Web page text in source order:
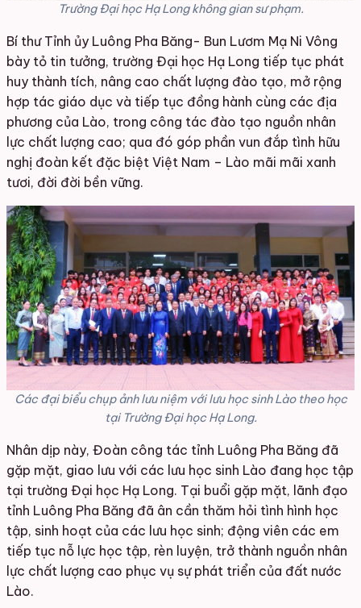
Trường Đại học Hạ Long không gian sư phạm.
Bí thư Tỉnh ủy Luông Pha Băng- Bun Lươm Mạ Ni Vông
bày tỏ tin tưởng, trường Đại học Hạ Long tiếp tục phát
huy thành tích, nâng cao chất lượng đào tạo, mở rộng
hợp tác giáo dục và tiếp tục đồng hành cùng các địa
phương của Lào, trong công tác đào tạo nguồn nhân
lực chất lượng cao; qua đó góp phần vun đắp tình hữu
nghị đoàn kết đặc biệt Việt Nam – Lào mãi mãi xanh
tươi, đời đời bền vững.
Các đại biểu chụp ảnh lưu niệm với lưu học sinh Lào theo học
tại Trường Đại học Hạ Long.
Nhân dịp này, Đoàn công tác tỉnh Luông Pha Băng đã
gặp mặt, giao lưu với các lưu học sinh Lào đang học tập
tại trường Đại học Hạ Long. Tại buổi gặp mặt, lãnh đạo
tỉnh Luông Pha Băng đã ân cần thăm hỏi tình hình học
tập, sinh hoạt của các lưu học sinh; động viên các em
tiếp tục nỗ lực học tập, rèn luyện, trở thành nguồn nhân
lực chất lượng cao phục vụ sự phát triển của đất nước
Lào.